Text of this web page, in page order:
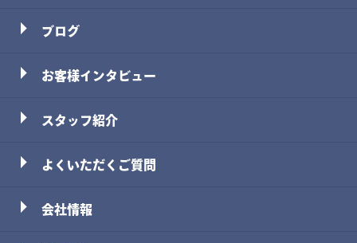
ブログ
お客様インタビュー
スタッフ紹介
よくいただくご質問
会社情報